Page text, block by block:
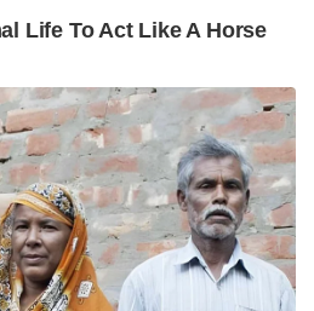
Life To Act Like A Horse